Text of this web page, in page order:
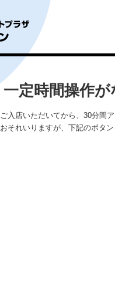
一定時間操作
ご入店いただいてから、30分間
おそれいりますが、下記のボタ